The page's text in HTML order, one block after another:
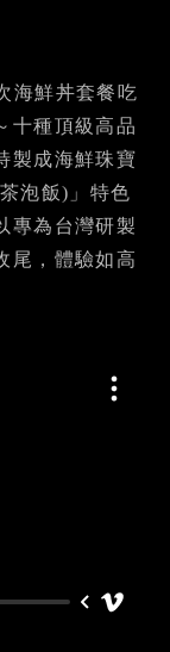
海鮮丼套餐吃
十種頂級高品
製成海鮮珠寶
泡飯)」特色
專為台灣研製
尾，體驗如高